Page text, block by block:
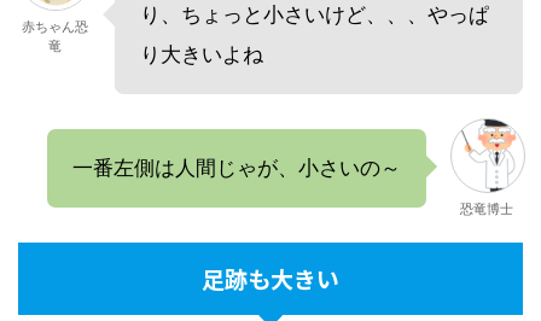
赤ちゃん恐
竜
り、ちょっと小さいけど、、、やっぱ
り大きいよね
一番左側は人間じゃが、小さいの～
恐竜博士
足跡も大きい